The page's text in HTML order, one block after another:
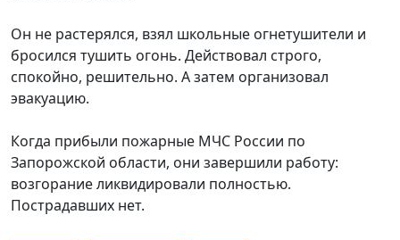
Он не растерялся, взял школьные огнетушители и
бросился тушить огонь. Действовал строго,
спокойно, решительно. А затем организовал
эвакуацию.
Когда прибыли пожарные МЧС России по
Запорожской области, они завершили работу:
возгорание ликвидировали полностью.
Пострадавших нет.